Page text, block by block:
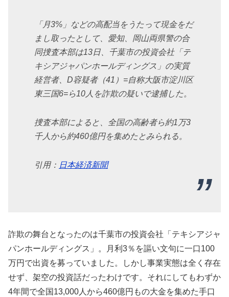
「月3%」などの高配当をうたって現金をだ
まし取ったとして、愛知、岡山両県警の合
同捜査本部は13日、千葉市の投資会社「テ
キシアジャパンホールディングス」の実質
経営者、D容疑者（41）=自称大阪市淀川区
東三国6=ら10人を詐欺の疑いで逮捕した。
捜査本部によると、全国の高齢者ら約1万3
千人から約460億円を集めたとみられる。
引用： 日本経済新聞
詐欺の舞台となったのは千葉市の投資会社「テキシアジャ
パンホールディングス」。月利3％を謳い文句に一口100
万円で出資を募っていました。しかし事業実態は全く存在
せず、架空の投資話だったわけです。それにしてもわずか
4年間で全国13,000人から460億円もの大金を集めた手口